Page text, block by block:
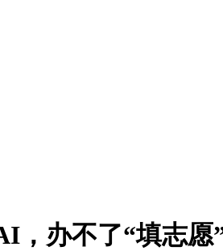
，办不了“填志愿